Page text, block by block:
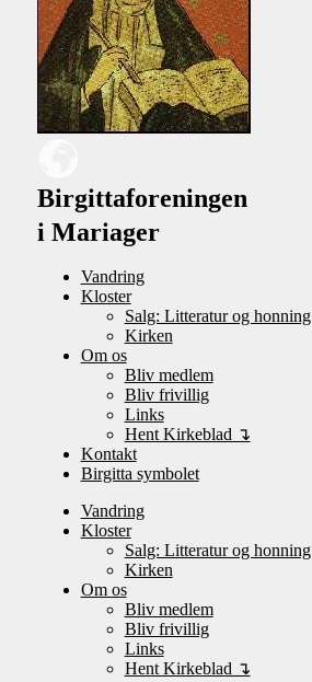
Birgittaforeningen
i Mariager
Vandring
Kloster
Salg: Litteratur og honning
Kirken
Om os
Bliv medlem
Bliv frivillig
Links
Hent Kirkeblad ↴
Kontakt
Birgitta symbolet
Vandring
Kloster
Salg: Litteratur og honning
Kirken
Om os
Bliv medlem
Bliv frivillig
Links
Hent Kirkeblad ↴